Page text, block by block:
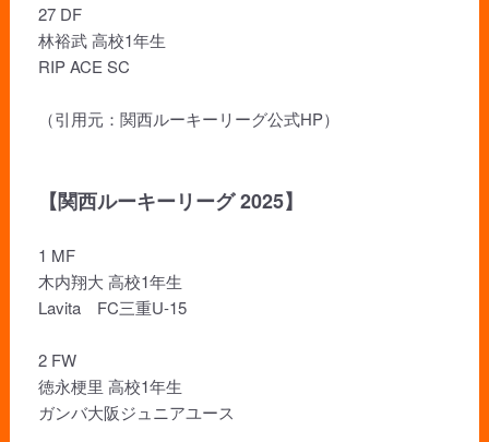
27 DF
林裕武 高校1年生
RIP ACE SC
（引用元：関西ルーキーリーグ公式HP）
【関西ルーキーリーグ 2025】
1 MF
木内翔大 高校1年生
Lavita FC三重U-15
2 FW
徳永梗里 高校1年生
ガンバ大阪ジュニアユース